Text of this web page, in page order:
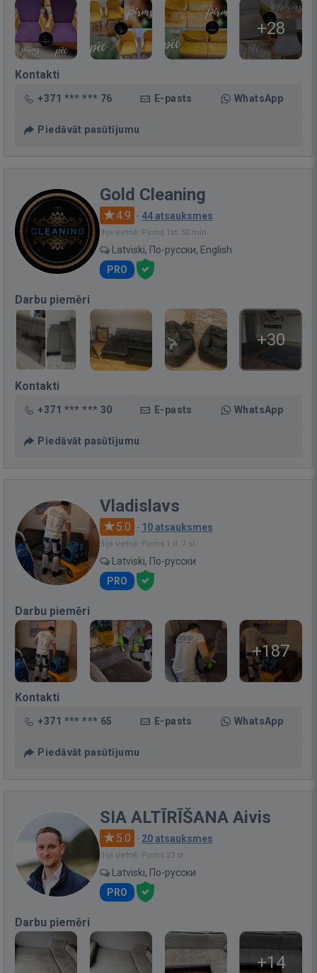
+28
Kontakti
+371 *** *** 76 E-pasts WhatsApp
Piedāvāt pasūtījumu
Gold Cleaning
4.9 · 44 atsauksmes
Bija vietnē: Pirms 1st. 50 min.
Latviski, По-русски, English
PRO
Darbu piemēri
+30
Kontakti
+371 *** *** 30 E-pasts WhatsApp
Piedāvāt pasūtījumu
Vladislavs
5.0 · 10 atsauksmes
Bija vietnē: Pirms 1 d. 7 st.
Latviski, По-русски
PRO
Darbu piemēri
+187
Kontakti
+371 *** *** 65 E-pasts WhatsApp
Piedāvāt pasūtījumu
SIA ALTĪRĪŠANA Aivis
5.0 · 20 atsauksmes
Bija vietnē: Pirms 23 st.
Latviski, По-русски
PRO
Darbu piemēri
+14